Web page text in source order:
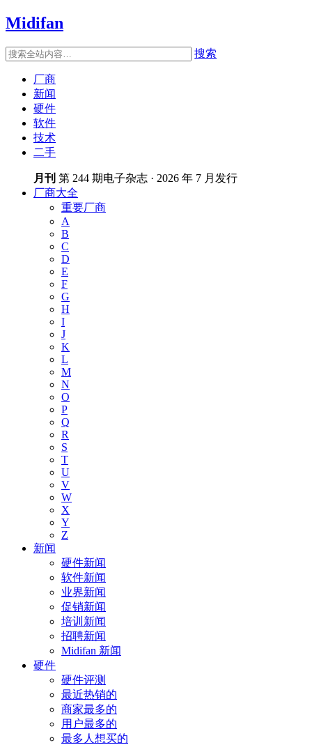
Midifan
搜索
厂商
新闻
硬件
软件
技术
二手
月刊 第 244 期电子杂志 · 2026 年 7 月发行
厂商大全
重要厂商
A
B
C
D
E
F
G
H
I
J
K
L
M
N
O
P
Q
R
S
T
U
V
W
X
Y
Z
新闻
硬件新闻
软件新闻
业界新闻
促销新闻
培训新闻
招聘新闻
Midifan 新闻
硬件
硬件评测
最近热销的
商家最多的
用户最多的
最多人想买的